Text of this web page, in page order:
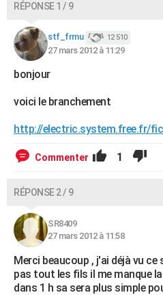
RÉPONSE 1 / 9
stf_frmu 12 510
27 mars 2012 à 11:29
bonjour
voici le branchement
http://electric.system.free.fr/
Commenter 1
RÉPONSE 2 / 9
SR8409
27 mars 2012 à 11:58
Merci beaucoup , j'ai déjà vu
pas tout les fils il me manque
dans 1 h sa sera plus simple